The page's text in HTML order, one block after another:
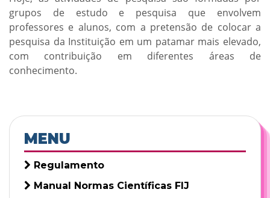
grupos de estudo e pesquisa que envolvem
professores e alunos, com a pretensão de colocar a
pesquisa da Instituição em um patamar mais elevado,
com contribuição em diferentes áreas de
conhecimento.
MENU
Regulamento
Manual Normas Científicas FIJ